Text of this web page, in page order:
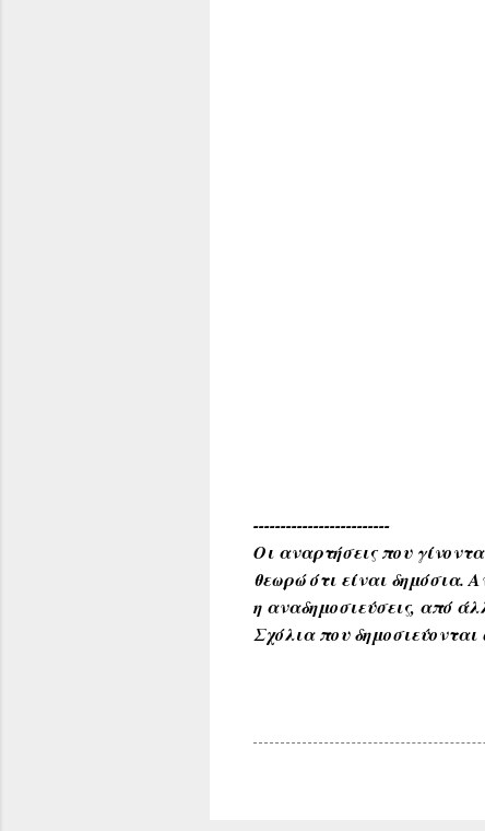
-------------------------
Οι αναρτήσεις που
θεωρώ ότι είναι δημόσια.
η αναδημοσιεύσεις, από
Σχόλια που